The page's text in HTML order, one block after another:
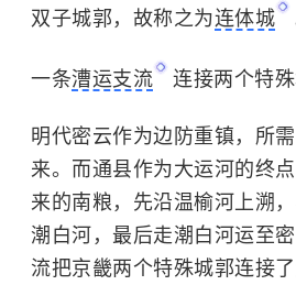
双子城郭，故称之为连体城
一条漕运支流 连接两个特
明代密云作为边防重镇，所
来。而通县作为大运河的终
来的南粮，先沿温榆河上溯
潮白河，最后走潮白河运至
流把京畿两个特殊城郭连接了